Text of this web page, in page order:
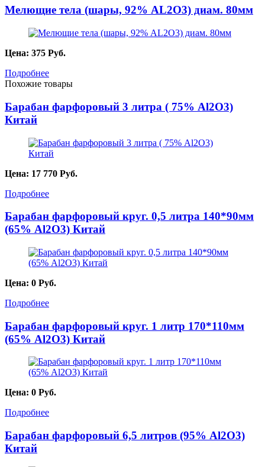
Мелющие тела (шары, 92% AL2О3) диам. 80мм
Цена: 375 Руб.
Подробнее
Похожие товары
Барабан фарфоровый 3 литра ( 75% Al2O3)
Китай
Цена: 17 770 Руб.
Подробнее
Барабан фарфоровый круг. 0,5 литра 140*90мм
(65% Al2O3) Китай
Цена: 0 Руб.
Подробнее
Барабан фарфоровый круг. 1 литр 170*110мм
(65% Al2O3) Китай
Цена: 0 Руб.
Подробнее
Барабан фарфоровый 6,5 литров (95% Al2O3)
Китай